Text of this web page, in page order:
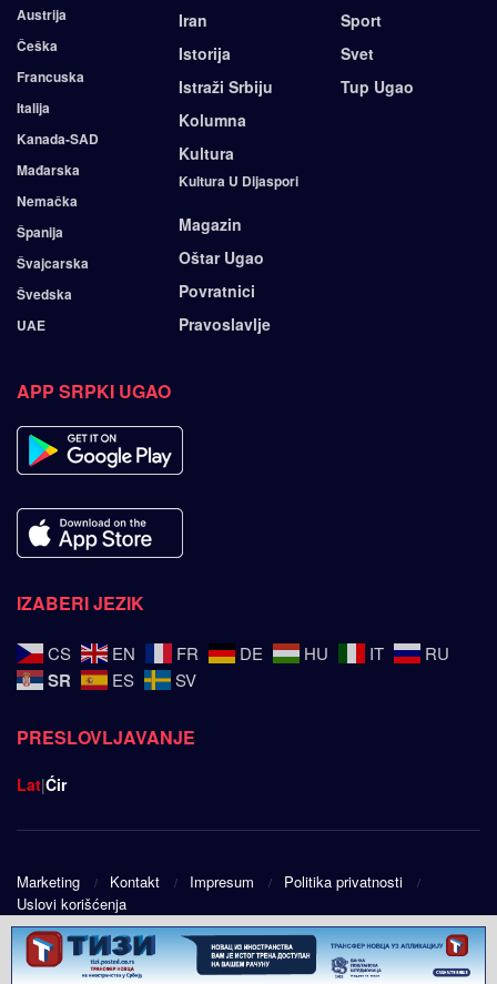
Austrija
Češka
Francuska
Italija
Kanada-SAD
Mađarska
Nemačka
Španija
Švajcarska
Švedska
UAE
Iran
Istorija
Istraži Srbiju
Kolumna
Kultura
Kultura U Dijaspori
Magazin
Oštar Ugao
Povratnici
Pravoslavlje
Sport
Svet
Tup Ugao
APP SRPKI UGAO
IZABERI JEZIK
CS EN FR DE HU IT RU
SR ES SV
PRESLOVLJAVANJE
Lat|Ćir
Marketing Kontakt Impresum
Politika privatnosti
Uslovi korišćenja
© 2025Srpski ugao - Design byPublic Eye doo